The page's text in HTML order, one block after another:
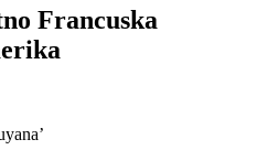
Francuska